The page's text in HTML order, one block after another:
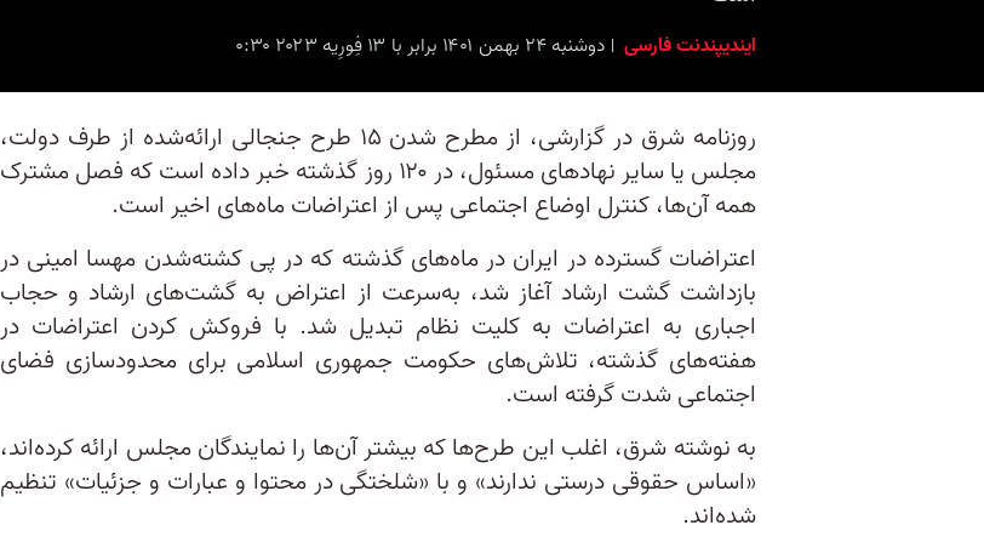
ایندیپندنت فارسی دوشنبه ۲۴ بهمن ۱۴۰۱ برابر با ۱۳ فِورِیه ۲۰۲۳ ۰:۳۰
روزنامه شرق در گزارشی، از مطرح شدن ۱۵ طرح جنجالی ارائه‌شده از طرف دولت،
مجلس یا سایر نهادهای مسئول، در ۱۲۰ روز گذشته خبر داده است که فصل مشترک‌
همه آن‌ها، کنترل اوضاع اجتماعی پس از اعتراضات ماه‌های اخیر است.
اعتراضات گسترده در ایران در ماه‌های گذشته که در پی کشته‌شدن مهسا امینی در
بازداشت گشت ارشاد آغاز شد، به‌سرعت از اعتراض به گشت‌های ارشاد و حجاب
اجباری به اعتراضات به کلیت نظام تبدیل شد. با فروکش کردن اعتراضات در
هفته‌های گذشته، تلاش‌های حکومت جمهوری اسلامی برای محدودسازی فضای
اجتماعی شدت گرفته است.
به نوشته شرق، اغلب این طرح‌ها که بیشتر آن‌ها را نمایندگان مجلس ارائه کرده‌اند،
«اساس حقوقی درستی ندارند» و با «شلختگی در محتوا و عبارات و جزئیات» تنظیم
شده‌اند.